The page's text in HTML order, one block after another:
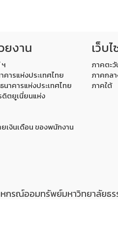
ยงาน
ารแห่งประเทศไทย
าคารแห่งประเทศไทย
ตยูเนี่ยนแห่ง
เงินเดือน ของพนักงาน
เว็บ
ภาคตะ
ภาคกล
ภาคใต้
กรณ์ออมทรัพย์มหาวิทยาลัยธร